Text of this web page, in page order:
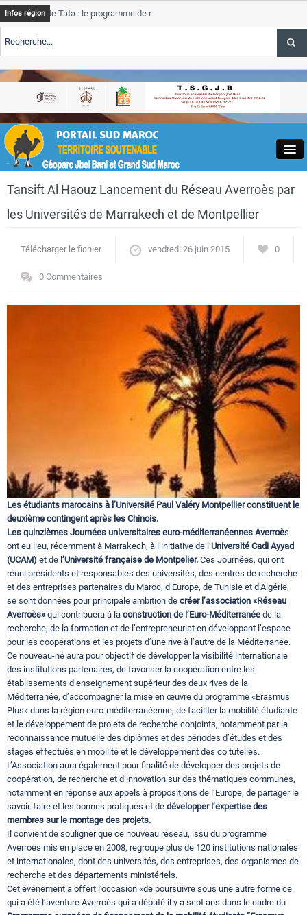
Close
Actualités
Hotels
Evenements
Contact
Infos région
de Tata : le programme de rehabilitation post-inondations
TSGJB Tourisme : l’ONMT renforce l’aerien a Dakhla et
Tata
TSGJB Tourisme au Maroc : Transavia renforce les vols Paris-
Tansift Al Haouz Lancement du Réseau Averroès par
les Universités de Marrakech et de Montpellier
Télécharger le fichier vendredi 26 juin 2015 0
0 Commentaires
Les étudiants marocains à l’Université Paul Valéry Montpellier constituent le
deuxième contingent après les Chinois.
Les quinzièmes Journées universitaires euro-méditerranéennes Averroès
ont eu lieu, récemment à Marrakech, à l’initiative de l’Université Cadi Ayyad
(UCAM) et de l ’Université française de Montpelier. Ces Journées, qui ont
réuni présidents et responsables des universités, des centres de recherche
et des entreprises partenaires du Maroc, d’Europe, de Tunisie et d’Algérie,
se sont données pour principale ambition de créer l’association «Réseau
Averroès» qui contribuera à la construction de l’Euro-Méditerranée de la
recherche, de la formation et de l’entrepreneuriat en développant l’espace
pour les coopérations et les projets d’une rive à l’autre de la Méditerranée.
Ce nouveau-né aura pour objectif de développer la visibilité internationale
des institutions partenaires, de favoriser la coopération entre les
établissements d’enseignement supérieur des deux rives de la
Méditerranée, d’accompagner la mise en œuvre du programme «Erasmus
Plus» dans la région euro-méditerranéenne, de faciliter la mobilité étudiante
et le développement de projets de recherche conjoints, notamment par la
reconnaissance mutuelle des diplômes et des périodes d’études et des
stages effectués en mobilité et le développement des co tutelles.
L’Association aura également pour finalité de développer des projets de
coopération, de recherche et d’innovation sur des thématiques communes,
notamment en réponse aux appels à propositions de l’Europe, de partager le
savoir-faire et les bonnes pratiques et de développer l’expertise des
membres sur le montage des projets.
Il convient de souligner que ce nouveau réseau, issu du programme
Averroès mis en place en 2008, regroupe plus de 120 institutions nationales
et internationales, dont des universités, des entreprises, des organismes de
recherche et des départements ministériels.
Cet événement a offert l’occasion «de poursuivre sous une autre forme ce
qui a été l’aventure Averroès qui a débuté il y a sept ans dans le cadre du